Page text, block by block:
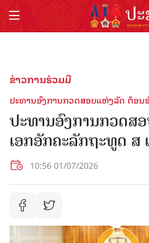
ຂ່າວການຮ່ວມມື
ປະທານອົງການກວດສອບແຫ່ງລັດ ຕ້ອນ
ປະທານອົງການກວດສ
ເອກອັກຄະລັກຖະທູດ ສ
10:56 01/07/2026